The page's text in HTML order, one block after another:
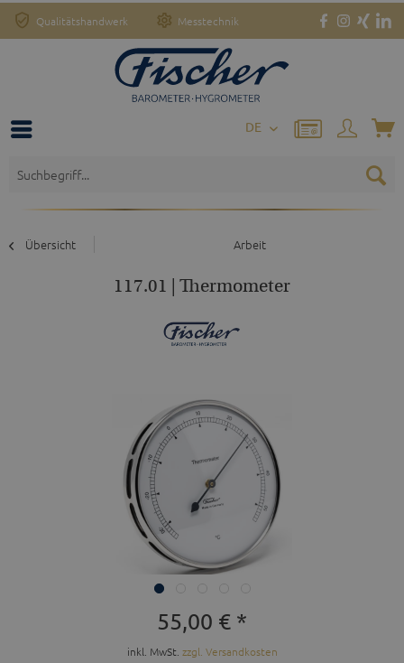
Qualitätshandwerk Messtechnik
DE
Übersicht Arbeit
117.01 | Thermometer
55,00 € *
inkl. MwSt. zzgl. Versandkosten